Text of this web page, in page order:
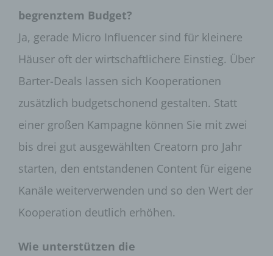
begrenztem Budget?
Ja, gerade Micro Influencer sind für kleinere
Häuser oft der wirtschaftlichere Einstieg. Über
Barter-Deals lassen sich Kooperationen
zusätzlich budgetschonend gestalten. Statt
einer großen Kampagne können Sie mit zwei
bis drei gut ausgewählten Creatorn pro Jahr
starten, den entstandenen Content für eigene
Kanäle weiterverwenden und so den Wert der
Kooperation deutlich erhöhen.
Wie unterstützen die
Verantwortlichen stehen der betroffenen Person in
diesem Zusammenhang als Ansprechpartner zur
Verfügung.
Kontaktmöglichkeit über die Internetseite
Die Internetseite enthält aufgrund von gesetzlichen
Vorschriften Angaben, die eine schnelle
elektronische Kontaktaufnahme zu unserem
Kommunikation mit uns ermöglichen, was
sogenannten elektronischen Post (E-Mail-
Adresse) umfasst. Sofern eine betroffene Person
per E-Mail oder über ein Kontaktformular den
Kontakt mit dem für die Verarbeitung
betroffenen Person übermittelten
betroffenen Person an den für die Verarbeitung